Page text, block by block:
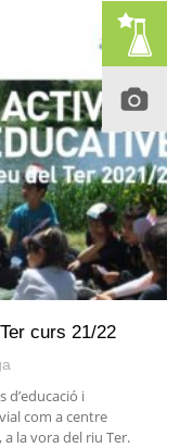
curs 21/22
d’educació i
com a centre
la vora del riu Ter.